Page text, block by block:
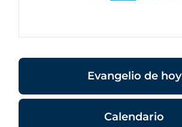
Evangelio de hoy
Calendario